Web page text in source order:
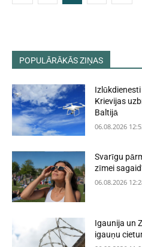
POPULĀRĀKĀS ZIŅAS
Krievijas
Baltijā
06.08.2026
Svarīgu
zīmei
06.08.2026
Igaunija un
igauņu